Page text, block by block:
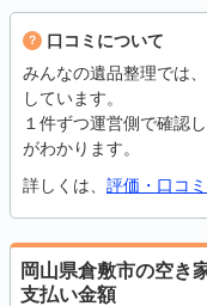
口コミについて
みんなの遺品整理では
しています。
１件ずつ運営側で確認
がわかります。
詳しくは、 評価・口コ
岡山県倉敷市の空き
支払い金額